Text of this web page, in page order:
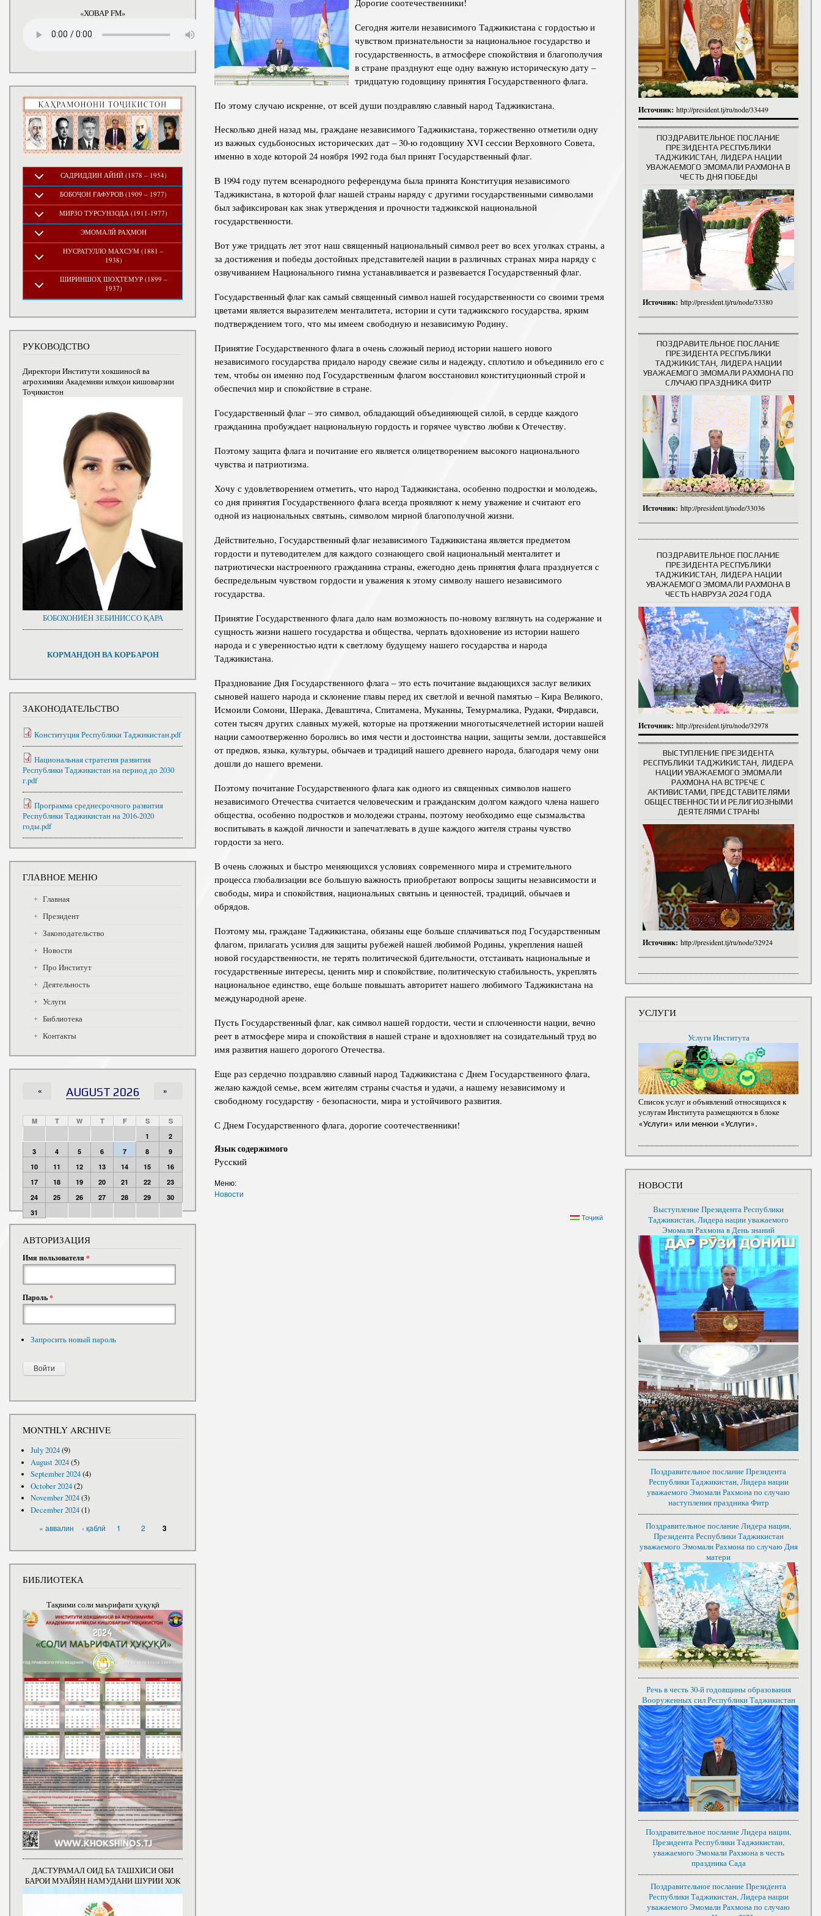
Структура
Структура Института
Руководители и сотрудники История руководителей
Сегодня жители независимого Таджикистана с гордостью и
чувством признательности за национальное государство и
государственность, в атмосфере спокойствия и благополучия
в стране празднуют еще одну важную историческую дату –
тридцатую годовщину принятия Государственного флага.
По этому случаю искренне, от всей души поздравляю славный народ Таджикистана.
Несколько дней назад мы, граждане независимого Таджикистана, торжественно отметили одну
из важных судьбоносных исторических дат – 30-ю годовщину XVI сессии Верховного Совета,
именно в ходе которой 24 ноября 1992 года был принят Государственный флаг.
В 1994 году путем всенародного референдума была принята Конституция независимого
Таджикистана, в которой флаг нашей страны наряду с другими государственными символами
был зафиксирован как знак утверждения и прочности таджикской национальной
государственности.
Вот уже тридцать лет этот наш священный национальный символ реет во всех уголках страны, а
за достижения и победы достойных представителей нации в различных странах мира наряду с
озвучиванием Национального гимна устанавливается и развевается Государственный флаг.
Государственный флаг как самый священный символ нашей государственности со своими тремя
цветами является выразителем менталитета, истории и сути таджикского государства, ярким
подтверждением того, что мы имеем свободную и независимую Родину.
Принятие Государственного флага в очень сложный период истории нашего нового
независимого государства придало народу свежие силы и надежду, сплотило и объединило его с
тем, чтобы он именно под Государственным флагом восстановил конституционный строй и
обеспечил мир и спокойствие в стране.
Государственный флаг – это символ, обладающий объединяющей силой, в сердце каждого
гражданина пробуждает национальную гордость и горячее чувство любви к Отечеству.
Поэтому защита флага и почитание его является олицетворением высокого национального
чувства и патриотизма.
Хочу с удовлетворением отметить, что народ Таджикистана, особенно подростки и молодежь,
со дня принятия Государственного флага всегда проявляют к нему уважение и считают его
одной из национальных святынь, символом мирной благополучной жизни.
Действительно, Государственный флаг независимого Таджикистана является предметом
гордости и путеводителем для каждого сознающего свой национальный менталитет и
патриотически настроенного гражданина страны, ежегодно день принятия флага празднуется с
беспредельным чувством гордости и уважения к этому символу нашего независимого
государства.
Принятие Государственного флага дало нам возможность по-новому взглянуть на содержание и
сущность жизни нашего государства и общества, черпать вдохновение из истории нашего
народа и с уверенностью идти к светлому будущему нашего государства и народа
Таджикистана.
Празднование Дня Государственного флага – это есть почитание выдающихся заслуг великих
сыновей нашего народа и склонение главы перед их светлой и вечной памятью – Кира Великого,
Исмоили Сомони, Шерака, Деваштича, Спитамена, Муканны, Темурмалика, Рудаки, Фирдавси,
сотен тысяч других славных мужей, которые на протяжении многотысячелетней истории нашей
нации самоотверженно боролись во имя чести и достоинства нации, защиты земли, доставшейся
от предков, языка, культуры, обычаев и традиций нашего древнего народа, благодаря чему они
дошли до нашего времени.
Поэтому почитание Государственного флага как одного из священных символов нашего
независимого Отечества считается человеческим и гражданским долгом каждого члена нашего
общества, особенно подростков и молодежи страны, поэтому необходимо еще сызмальства
воспитывать в каждой личности и запечатлевать в душе каждого жителя страны чувство
гордости за него.
В очень сложных и быстро меняющихся условиях современного мира и стремительного
процесса глобализации все большую важность приобретают вопросы защиты независимости и
свободы, мира и спокойствия, национальных святынь и ценностей, традиций, обычаев и
обрядов.
Поэтому мы, граждане Таджикистана, обязаны еще больше сплачиваться под Государственным
флагом, прилагать усилия для защиты рубежей нашей любимой Родины, укрепления нашей
новой государственности, не терять политической бдительности, отстаивать национальные и
государственные интересы, ценить мир и спокойствие, политическую стабильность, укреплять
национальное единство, еще больше повышать авторитет нашего любимого Таджикистана на
международной арене.
Пусть Государственный флаг, как символ нашей гордости, чести и сплоченности нации, вечно
реет в атмосфере мира и спокойствия в нашей стране и вдохновляет на созидательный труд во
имя развития нашего дорогого Отечества.
Еще раз сердечно поздравляю славный народ Таджикистана с Днем Государственного флага,
желаю каждой семье, всем жителям страны счастья и удачи, а нашему независимому и
свободному государству - безопасности, мира и устойчивого развития.
С Днем Государственного флага, дорогие соотечественники!
Язык содержимого
Русский
Меню:
Новости
Тоҷикӣ
«ХОВАР FM»
САДРИДДИН АЙНӢ (1878 – 1954)
БОБОҶОН ҒАФУРОВ (1909 – 1977)
МИРЗО ТУРСУНЗОДА (1911-1977)
ЭМОМАЛӢ РАҲМОН
НУСРАТУЛЛО МАХСУМ (1881 –
1938)
ШИРИНШОҲ ШОҲТЕМУР (1899 –
1937)
РУКОВОДСТВО
Директори Институти хокшиносӣ ва
агрохимияи Академияи илмҳои кишоварзии
Тоҷикистон
БОБОХОНИЁН ЗЕБИНИССО ҚАРА
КОРМАНДОН ВА КОРБАРОН
ЗАКОНОДАТЕЛЬСТВО
Конституция Республики Таджикистан.pdf
Национальная стратегия развития
Республики Таджикистан на период до 2030
г.pdf
Программа среднесрочного развития
Республики Таджикистан на 2016-2020
годы.pdf
ГЛАВНОЕ МЕНЮ
Главная
Президент
Законодательство
Новости
Про Институт
Деятельность
Услуги
Библиотека
Контакты
AUGUST 2026
« »
M T W T F S
S
1
2
3
4 5 6 7 8
9
10
11 12 13 14 15
16
17
18 19 20 21 22
23
24
25 26 27 28 29
30
31
АВТОРИЗАЦИЯ
Имя пользователя *
Пароль*
Запросить новый пароль
MONTHLY ARCHIVE
July 2024(9)
August 2024(5)
September 2024(4)
October 2024(2)
November 2024(3)
December 2024(1)
« аввалин ‹ қаблӣ 1 2 3
БИБЛИОТЕКА
Тақвими соли маърифати ҳуқуқӣ
ДАСТУРАМАЛ ОИД БА ТАШХИСИ ОБИ
БАРОИ МУАЙЯН НАМУДАНИ ШУРИИ ХОК
Источник: http://president.tj/ru/node/33449
ПОЗДРАВИТЕЛЬНОЕ ПОСЛАНИЕ
ПРЕЗИДЕНТА РЕСПУБЛИКИ
ТАДЖИКИСТАН, ЛИДЕРА НАЦИИ
УВАЖАЕМОГО ЭМОМАЛИ РАХМОНА В
ЧЕСТЬ ДНЯ ПОБЕДЫ
Источник: http://president.tj/ru/node/33380
ПОЗДРАВИТЕЛЬНОЕ ПОСЛАНИЕ
ПРЕЗИДЕНТА РЕСПУБЛИКИ
ТАДЖИКИСТАН, ЛИДЕРА НАЦИИ
УВАЖАЕМОГО ЭМОМАЛИ РАХМОНА ПО
СЛУЧАЮ ПРАЗДНИКА ФИТР
Источник: http://president.tj/node/33036
ПОЗДРАВИТЕЛЬНОЕ ПОСЛАНИЕ
ПРЕЗИДЕНТА РЕСПУБЛИКИ
ТАДЖИКИСТАН, ЛИДЕРА НАЦИИ
УВАЖАЕМОГО ЭМОМАЛИ РАХМОНА В
ЧЕСТЬ НАВРУЗА 2024 ГОДА
Источник: http://president.tj/ru/node/32978
ВЫСТУПЛЕНИЕ ПРЕЗИДЕНТА
РЕСПУБЛИКИ ТАДЖИКИСТАН, ЛИДЕРА
НАЦИИ УВАЖАЕМОГО ЭМОМАЛИ
РАХМОНА НА ВСТРЕЧЕ С
АКТИВИСТАМИ, ПРЕДСТАВИТЕЛЯМИ
ОБЩЕСТВЕННОСТИ И РЕЛИГИОЗНЫМИ
ДЕЯТЕЛЯМИ СТРАНЫ
Источник: http://president.tj/ru/node/32924
УСЛУГИ
Услуги Института
Список услуг и объявлений относящихся к
услугам Института размещяются в блоке
«Услуги» или менюи «Услуги».
НОВОСТИ
Выступление Президента Республики
Таджикистан, Лидера нации уважаемого
Эмомали Рахмона в День знаний
Поздравительное послание Президента
Республики Таджикистан, Лидера нации
уважаемого Эмомали Рахмона по случаю
наступления праздника Фитр
Поздравительное послание Лидера нации,
Президента Республики Таджикистан
уважаемого Эмомали Рахмона по случаю Дня
матери
Речь в честь 30-й годовщины образования
Вооруженных сил Республики Таджикистан
Поздравительное послание Лидера нации,
Президента Республики Таджикистан,
уважаемого Эмомали Рахмона в честь
праздника Сада
Поздравительное послание Президента
Республики Таджикистан, Лидера нации
уважаемого Эмомали Рахмона по случаю